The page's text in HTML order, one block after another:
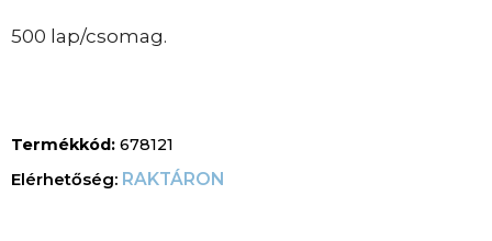
500 lap/csomag.
Termékkód: 678121
RAKTÁRON